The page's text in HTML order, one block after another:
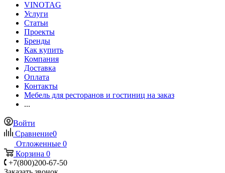
VINOTAG
Услуги
Статьи
Проекты
Бренды
Как купить
Компания
Доставка
Оплата
Контакты
Мебель для ресторанов и гостиниц на заказ
...
Войти
Сравнение0
Отложенные 0
Корзина 0
+7(800)200-67-50